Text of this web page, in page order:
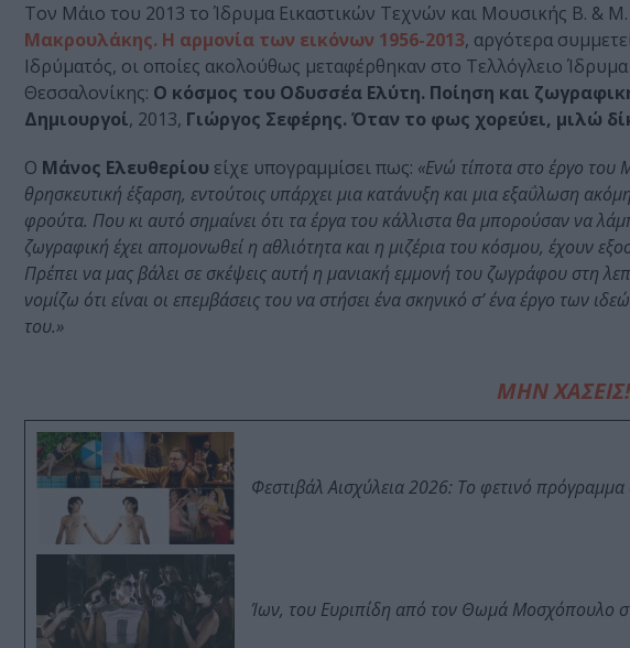
Τον Μάιο του 2013 το Ίδρυμα Εικαστικών Τεχνών και Μουσικής Β. &
Μακρουλάκης. Η αρμονία των εικόνων 1956-2013, αργότερα
Ιδρύματός, οι οποίες ακολούθως μεταφέρθηκαν στο Τελλόγλειο
Θεσσαλονίκης: Ο κόσμος του Οδυσσέα Ελύτη. Ποίηση και
Δημιουργοί, 2013, Γιώργος Σεφέρης. Όταν το φως χορεύει, μιλώ
Ο Μάνος Ελευθερίου είχε υπογραμμίσει πως: «Ενώ τίποτα στο έργο του
θρησκευτική έξαρση, εντούτοις υπάρχει μια κατάνυξη και μια εξαΰλωση
φρούτα. Που κι αυτό σημαίνει ότι τα έργα του κάλλιστα θα μπορούσαν να
ζωγραφική έχει απομονωθεί η αθλιότητα και η μιζέρια του κόσμου, έχουν
Πρέπει να μας βάλει σε σκέψεις αυτή η μανιακή εμμονή του ζωγράφου στη
νομίζω ότι είναι οι επεμβάσεις του να στήσει ένα σκηνικό σ’ ένα έργο των
του.»
ΜΗΝ ΧΑΣΕΙΣ!
Φεστιβάλ Αισχύλεια 2026: Το φετινό πρόγραμμα
Ίων, του Ευριπίδη από τον Θωμά Μοσχόπουλο